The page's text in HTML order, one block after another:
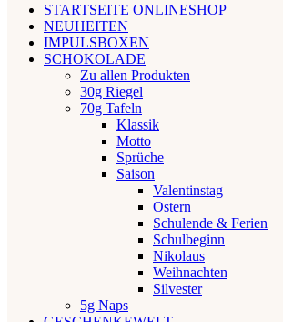
STARTSEITE ONLINESHOP
NEUHEITEN
IMPULSBOXEN
SCHOKOLADE
Zu allen Produkten
30g Riegel
70g Tafeln
Klassik
Motto
Sprüche
Saison
Valentinstag
Ostern
Schulende & Ferien
Schulbeginn
Nikolaus
Weihnachten
Silvester
5g Naps